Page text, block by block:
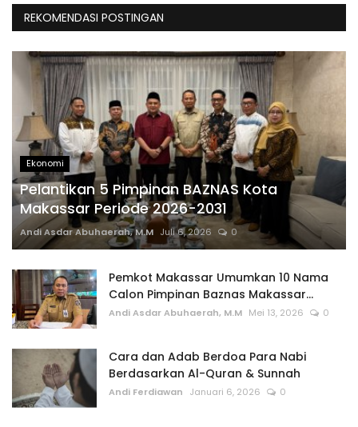
REKOMENDASI POSTINGAN
Ekonomi
Pelantikan 5 Pimpinan BAZNAS Kota
Makassar Periode 2026-2031
Andi Asdar Abuhaerah, M.M Juli 6, 2026 0
Pemkot Makassar Umumkan 10 Nama
Calon Pimpinan Baznas Makassar...
Andi Asdar Abuhaerah, M.M Mei 13, 2026 0
Cara dan Adab Berdoa Para Nabi
Berdasarkan Al-Quran & Sunnah
Andi Ferdiawan Januari 6, 2026 0